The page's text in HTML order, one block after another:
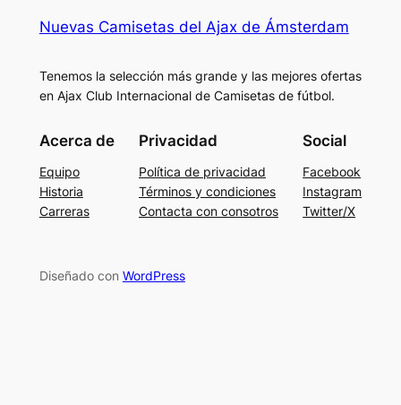
Nuevas Camisetas del Ajax de Ámsterdam
Tenemos la selección más grande y las mejores ofertas
en Ajax Club Internacional de Camisetas de fútbol.
Acerca de
Equipo
Historia
Carreras
Privacidad
Política de privacidad
Términos y condiciones
Contacta con consotros
Social
Facebook
Instagram
Twitter/X
Diseñado con WordPress